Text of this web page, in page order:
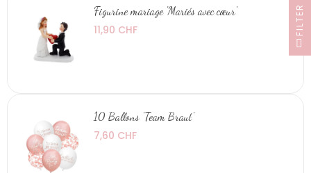
Figurine mariage 'Mariés avec cœur'
11,90 CHF
10 Ballons 'Team Braut'
7,60 CHF
FILTER